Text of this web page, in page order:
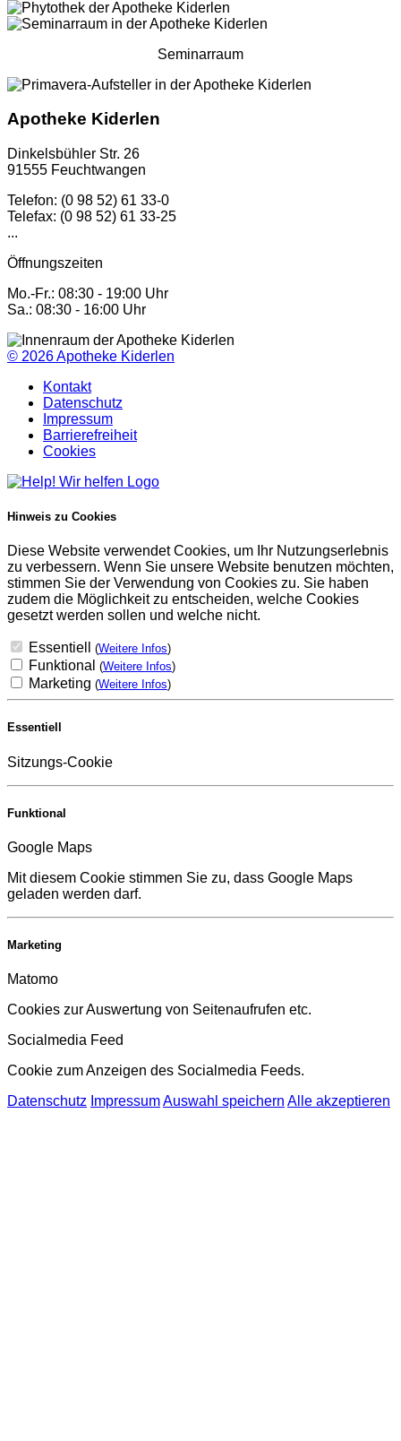
Seminarraum
Apotheke Kiderlen
Dinkelsbühler Str. 26
91555 Feuchtwangen
Telefon: (0 98 52) 61 33-0
Telefax: (0 98 52) 61 33-25
...
Öffnungszeiten
Mo.-Fr.: 08:30 - 19:00 Uhr
Sa.: 08:30 - 16:00 Uhr
© 2026Apotheke Kiderlen
Kontakt
Datenschutz
Impressum
Barrierefreiheit
Cookies
Hinweis zu Cookies
Diese Website verwendet Cookies, um Ihr Nutzungserlebnis
zu verbessern. Wenn Sie unsere Website benutzen möchten,
stimmen Sie der Verwendung von Cookies zu. Sie haben
zudem die Möglichkeit zu entscheiden, welche Cookies
gesetzt werden sollen und welche nicht.
Essentiell (Weitere Infos)
Funktional (Weitere Infos)
Marketing (Weitere Infos)
Essentiell
Sitzungs-Cookie
Funktional
Google Maps
Mit diesem Cookie stimmen Sie zu, dass Google Maps
geladen werden darf.
Marketing
Matomo
Cookies zur Auswertung von Seitenaufrufen etc.
Socialmedia Feed
Cookie zum Anzeigen des Socialmedia Feeds.
Datenschutz ImpressumAuswahl speichern Alle akzeptieren